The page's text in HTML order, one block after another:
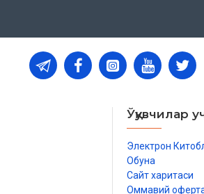
Ўқувчилар
Электрон
Обуна
Сайт харитаси
Оммавий